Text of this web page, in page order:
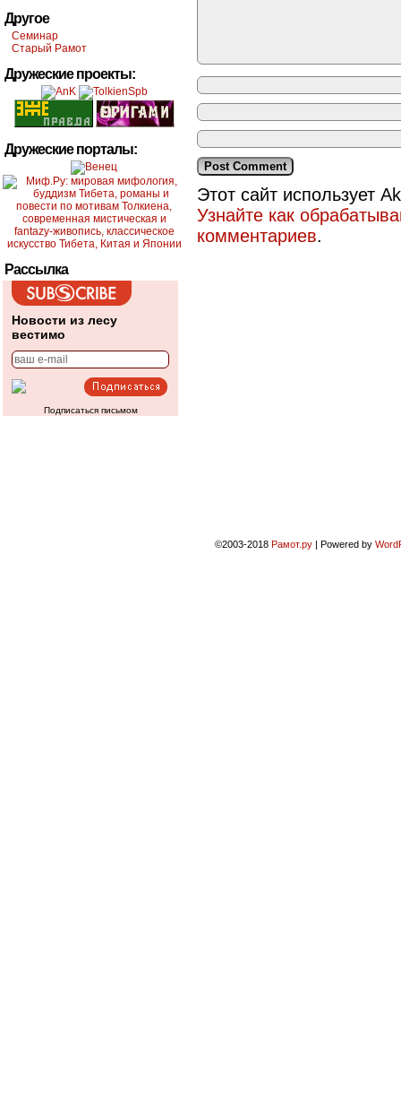
Другое
Семинар
Старый Рамот
Дружеские проекты:
Дружеские порталы:
Рассылка
Новости из лесу
вестимо
Подписаться письмом
Этот сайт использует
Узнайте как
комментариев.
©2003-2018 Рамот.ру | Powered by